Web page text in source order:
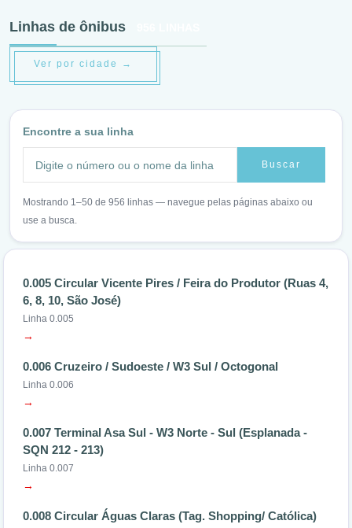
Linhas de ônibus
Ver por cidade →
Encontre a sua linha
Buscar
Mostrando 1–50 de 956 linhas — navegue pelas páginas abaixo ou
use a busca.
0.005 Circular Vicente Pires / Feira do Produtor (Ruas 4,
6, 8, 10, São José)
Linha 0.005
→
0.006 Cruzeiro / Sudoeste / W3 Sul / Octogonal
Linha 0.006
→
0.007 Terminal Asa Sul - W3 Norte - Sul (Esplanada -
SQN 212 - 213)
Linha 0.007
→
0.008 Circular Águas Claras (Tag. Shopping/ Católica)